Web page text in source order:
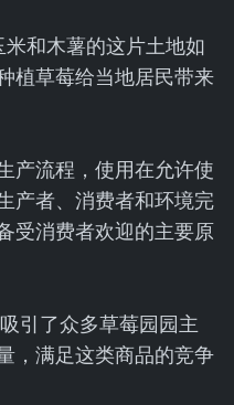
和木薯的这片土地如
植草莓给当地居民带来
产流程，使用在允许使
产者、消费者和环境完
受消费者欢迎的主要原
引了众多草莓园园主
，满足这类商品的竞争